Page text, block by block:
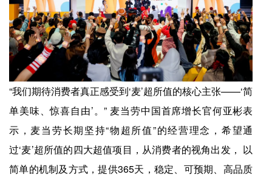
“我们期待消费者真正感受到‘麦’超所值的核心主张——‘简
单美味、惊喜自由’。” 麦当劳中国首席增长官何亚彬表
示，麦当劳长期坚持“物超所值”的经营理念，希望通
过‘麦’超所值的四大超值项目，从消费者的视角出发， 以
简单的机制及方式，提供365天，稳定、可预期、高品质